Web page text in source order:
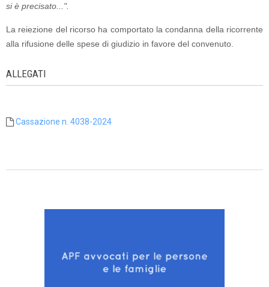
si è precisato...".
La reiezione del ricorso ha comportato la condanna della ricorrente
alla rifusione delle spese di giudizio in favore del convenuto.
ALLEGATI
Cassazione n. 4038-2024